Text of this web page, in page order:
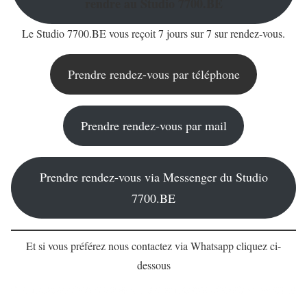
Le Studio 7700.BE vous reçoit 7 jours sur 7 sur rendez-vous.
Prendre rendez-vous par téléphone
Prendre rendez-vous par mail
Prendre rendez-vous via Messenger du Studio
7700.BE
Et si vous préférez nous contactez via Whatsapp cliquez ci-
dessous